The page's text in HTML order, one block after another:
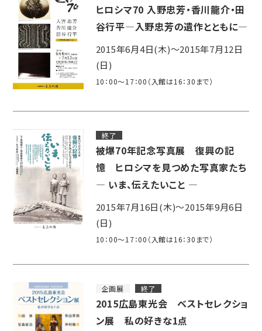
ヒロシマ70 入野忠芳・香川龍介・田
谷行平―入野忠芳の遺作とともに―
2015年6月4日(木)～2015年7月12日
(日)
10：00～17：00（入館は16：30まで）
終了
被爆70年記念写真展 復興の記
憶 ヒロシマを見つめた写真家たち
― いま、伝えたいこと ―
2015年7月16日(木)～2015年9月6日
(日)
10：00～17：00（入館は16：30まで）
企画展 終了
2015広島東光会 ベストセレクショ
ン展 私の好きな1点